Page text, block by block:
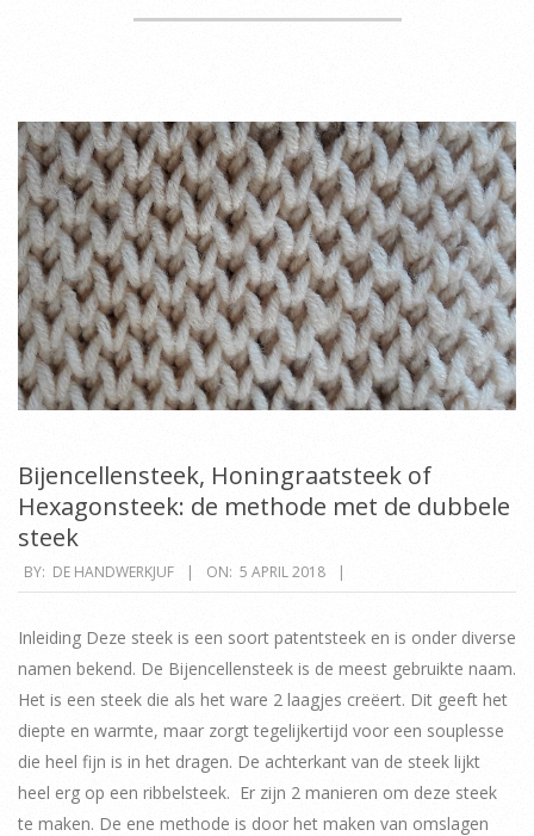
Bijencellensteek, Honingraatsteek of
Hexagonsteek: de methode met de dubbele
steek
2018-
04-
05
BY: DE HANDWERKJUF ON: 5 APRIL 2018
Inleiding Deze steek is een soort patentsteek en is onder diverse
namen bekend. De Bijencellensteek is de meest gebruikte naam.
Het is een steek die als het ware 2 laagjes creëert. Dit geeft het
diepte en warmte, maar zorgt tegelijkertijd voor een souplesse
die heel fijn is in het dragen. De achterkant van de steek lijkt
heel erg op een ribbelsteek. Er zijn 2 manieren om deze steek
te maken. De ene methode is door het maken van omslagen